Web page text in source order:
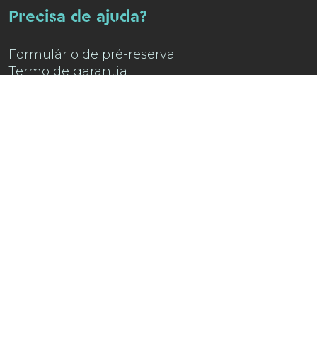
Precisa de ajuda?
Formulário de pré-reserva
Termo de garantia